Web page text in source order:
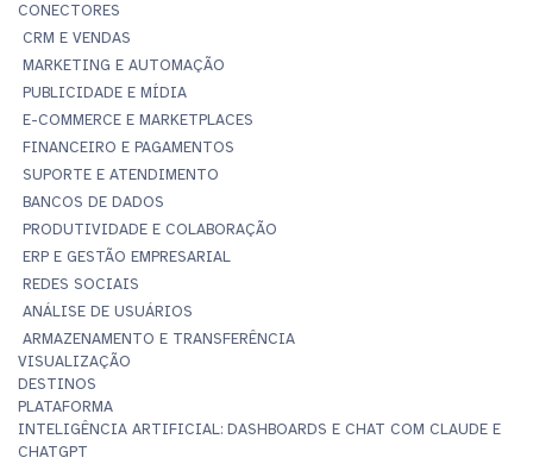
CONECTORES
CRM E VENDAS
MARKETING E AUTOMAÇÃO
PUBLICIDADE E MÍDIA
E-COMMERCE E MARKETPLACES
FINANCEIRO E PAGAMENTOS
SUPORTE E ATENDIMENTO
BANCOS DE DADOS
PRODUTIVIDADE E COLABORAÇÃO
ERP E GESTÃO EMPRESARIAL
REDES SOCIAIS
ANÁLISE DE USUÁRIOS
ARMAZENAMENTO E TRANSFERÊNCIA
VISUALIZAÇÃO
DESTINOS
PLATAFORMA
INTELIGÊNCIA ARTIFICIAL: DASHBOARDS E CHAT COM CLAUDE E
CHATGPT